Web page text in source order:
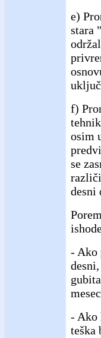
e)
stara
f)
osim
se
desni
- Ako
- Ako
teška